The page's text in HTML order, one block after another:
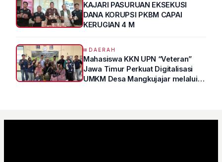
KAJARI PASURUAN EKSEKUSI
DANA KORUPSI PKBM CAPAI
KERUGIAN 4 M
DAERAH
Mahasiswa KKN UPN “Veteran”
Jawa Timur Perkuat Digitalisasi
UMKM Desa Mangkujajar melalui